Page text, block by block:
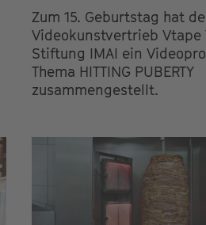
Zum 15. Geburtstag hat
Videokunstvertrieb Vtape
Stiftung IMAI ein
Thema HITTING PUBERTY
zusammengestellt.